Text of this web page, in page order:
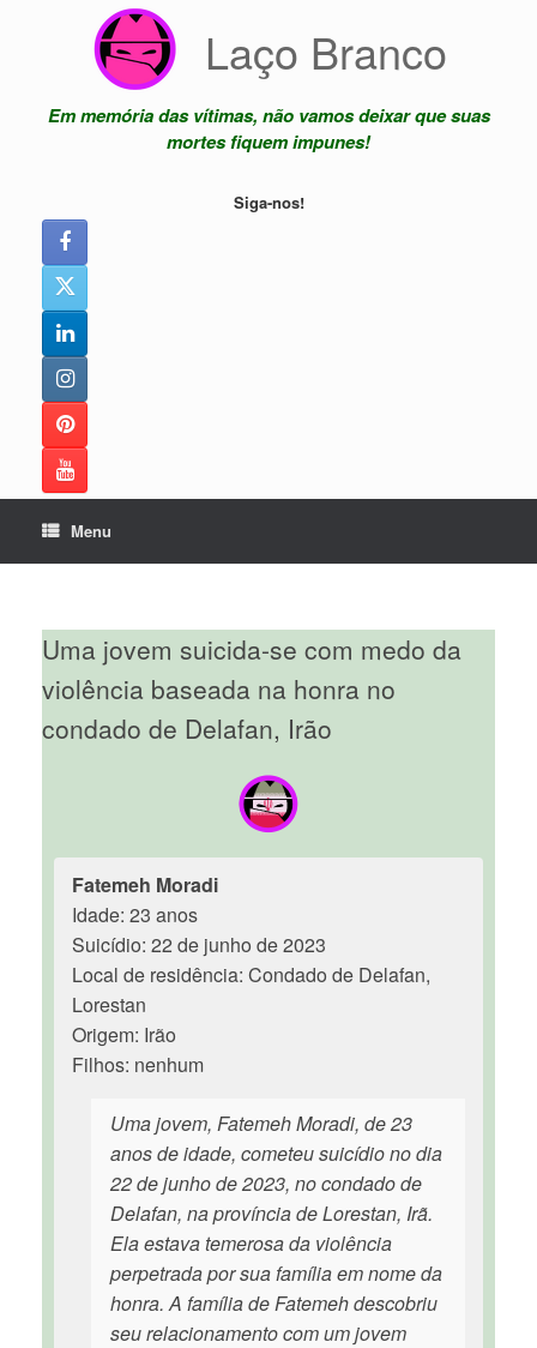
Laço Branco
Em memória das vítimas, não vamos deixar que suas
mortes fiquem impunes!
Siga-nos!
Menu
Uma jovem suicida-se com medo da
violência baseada na honra no
condado de Delafan, Irão
Fatemeh Moradi
Idade: 23 anos
Suicídio: 22 de junho de 2023
Local de residência: Condado de Delafan,
Lorestan
Origem: Irão
Filhos: nenhum
Uma jovem, Fatemeh Moradi, de 23
anos de idade, cometeu suicídio no dia
22 de junho de 2023, no condado de
Delafan, na província de Lorestan, Irã.
Ela estava temerosa da violência
perpetrada por sua família em nome da
honra. A família de Fatemeh descobriu
seu relacionamento com um jovem